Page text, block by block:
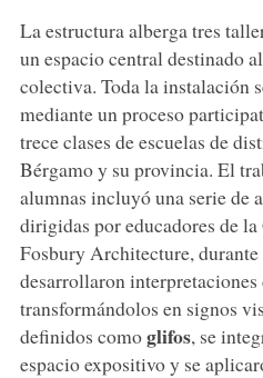
La estructura alberga tres
un espacio central destinado
colectiva. Toda la instalación
mediante un proceso
trece clases de escuelas de
Bérgamo y su provincia. El
alumnas incluyó una serie de
dirigidas por educadores de
Fosbury Architecture,
desarrollaron interpretaciones
transformándolos en signos
definidos comoglifos, se
espacio expositivo y se